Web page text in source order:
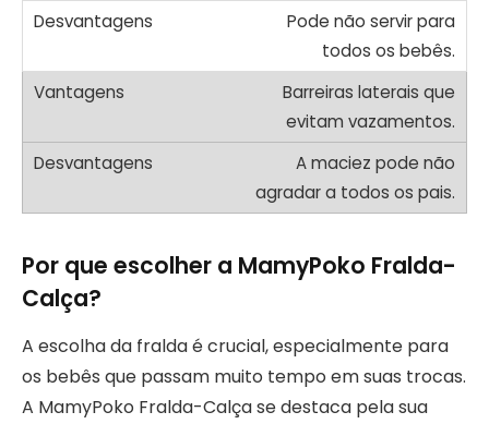
Pode não servir para
todos os bebês.
Barreiras laterais que
evitam vazamentos.
A maciez pode não
agradar a todos os pais.
Por que escolher a MamyPoko Fralda-
Calça?
A escolha da fralda é crucial, especialmente para
os bebês que passam muito tempo em suas trocas.
A MamyPoko Fralda-Calça se destaca pela sua